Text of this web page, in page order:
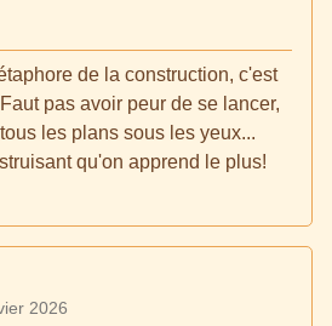
de la construction, c'est
pas avoir peur de se lancer,
les plans sous les yeux...
qu'on apprend le plus!
2026